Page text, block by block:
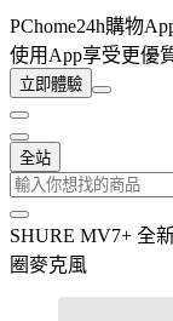
PChome24h購物
使用App享受更優
立即體驗
全站
SHURE MV7+ 全
圈麥克風